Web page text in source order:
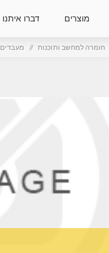
מוצרים דברו איתנו
חומרה למחשב ותוכנות / מעבדים